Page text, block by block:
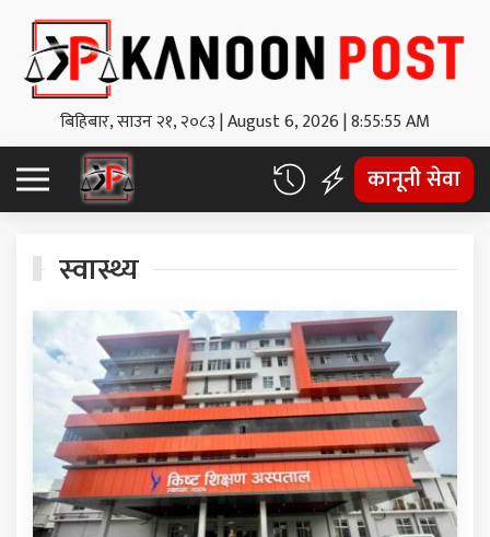
बिहिबार, साउन २१, २०८३|August 6, 2026|8:55:55 AM
कानूनी सेवा
स्वास्थ्य